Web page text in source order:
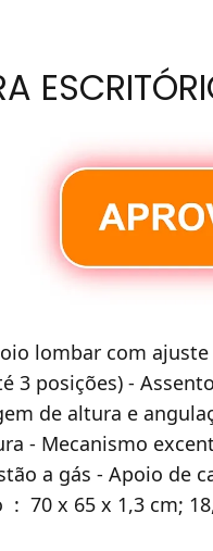
lombar com
3 posições) -
de altura e
- Mecanismo
a gás - Apoio de
Dimensões do produto ‏ : ‎ 70 x 65